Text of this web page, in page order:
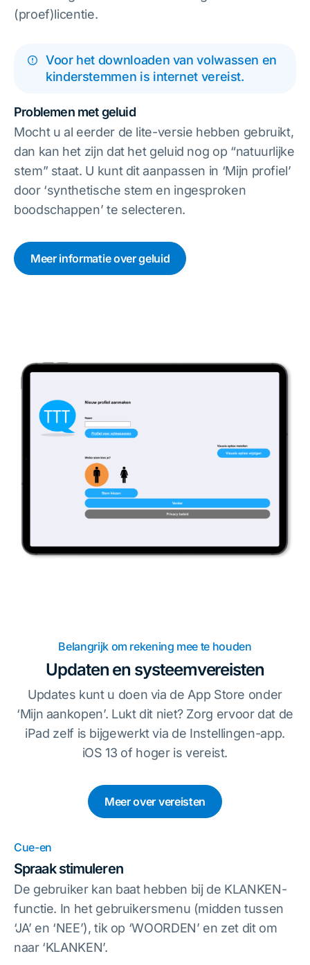
(proef)licentie.
Voor het downloaden van volwassen en
kinderstemmen is internet vereist.
Problemen met geluid
Mocht u al eerder de lite-versie hebben gebruikt,
dan kan het zijn dat het geluid nog op “natuurlijke
stem” staat. U kunt dit aanpassen in ‘Mijn profiel’
door ‘synthetische stem en ingesproken
boodschappen’ te selecteren.
Meer informatie over geluid
Belangrijk om rekening mee te houden
Updaten en systeemvereisten
Updates kunt u doen via de App Store onder
‘Mijn aankopen’. Lukt dit niet? Zorg ervoor dat de
iPad zelf is bijgewerkt via de Instellingen-app.
iOS 13 of hoger is vereist.
Meer over vereisten
Cue-en
Spraak stimuleren
De gebruiker kan baat hebben bij de KLANKEN-
functie. In het gebruikersmenu (midden tussen
‘JA’ en ‘NEE’), tik op ‘WOORDEN’ en zet dit om
naar ‘KLANKEN’.